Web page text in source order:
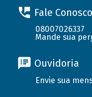
Fale Conosco
08007026337
Mande sua
Ouvidoria
Envie sua